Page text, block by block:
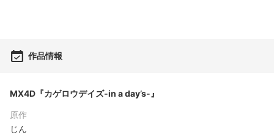
作品情報
MX4D『カゲロウデイズ-in a day’s-』
原作
じん